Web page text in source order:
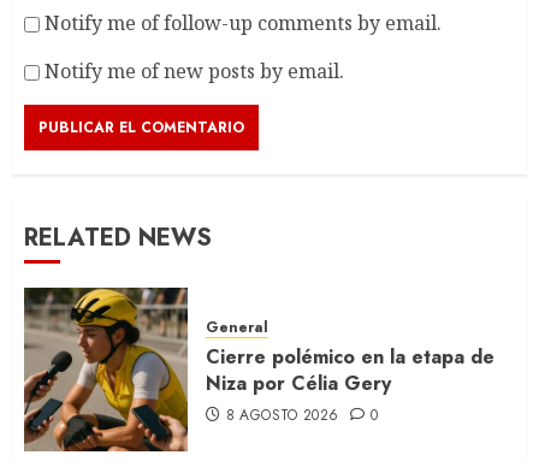
Notify me of follow-up comments by email.
Notify me of new posts by email.
RELATED NEWS
General
Cierre polémico en la etapa de
Niza por Célia Gery
8 AGOSTO 2026 0